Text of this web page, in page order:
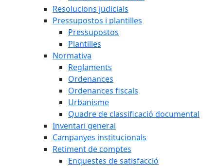
Resolucions judicials
Pressupostos i plantilles
Pressupostos
Plantilles
Normativa
Reglaments
Ordenances
Ordenances fiscals
Urbanisme
Quadre de classificació documental
Inventari general
Campanyes institucionals
Retiment de comptes
Enquestes de satisfacció